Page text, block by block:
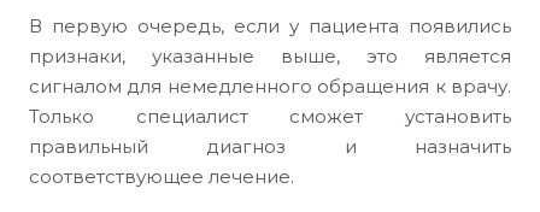
В первую очередь, если у пациента появились
признаки, указанные выше, это является
сигналом для немедленного обращения к врачу.
Только специалист сможет установить
правильный диагноз и назначить
соответствующее лечение.